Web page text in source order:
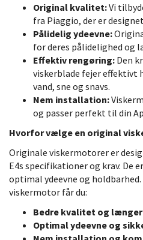
Original kvalitet:Vi
fra Piaggio, der er
Pålidelig ydeevne:
for deres pålidelighed og
Effektiv rengøring: Den
viskerblade fejer effektivt
vand, sne og snavs.
Nem installation:
og passer perfekt til din
Hvorfor vælge en original
Originale viskermotorer er
E4s specifikationer og krav. De
optimal ydeevne og
viskermotor får du:
Bedre kvalitet og
Optimal ydeevne og